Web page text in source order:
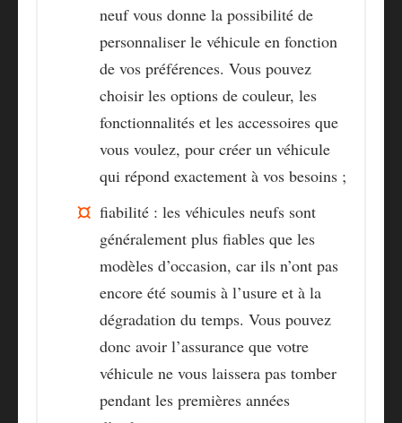
neuf vous donne la possibilité de
personnaliser le véhicule en fonction
de vos préférences. Vous pouvez
choisir les options de couleur, les
fonctionnalités et les accessoires que
vous voulez, pour créer un véhicule
qui répond exactement à vos besoins ;
fiabilité : les véhicules neufs sont
généralement plus fiables que les
modèles d’occasion, car ils n’ont pas
encore été soumis à l’usure et à la
dégradation du temps. Vous pouvez
donc avoir l’assurance que votre
véhicule ne vous laissera pas tomber
pendant les premières années